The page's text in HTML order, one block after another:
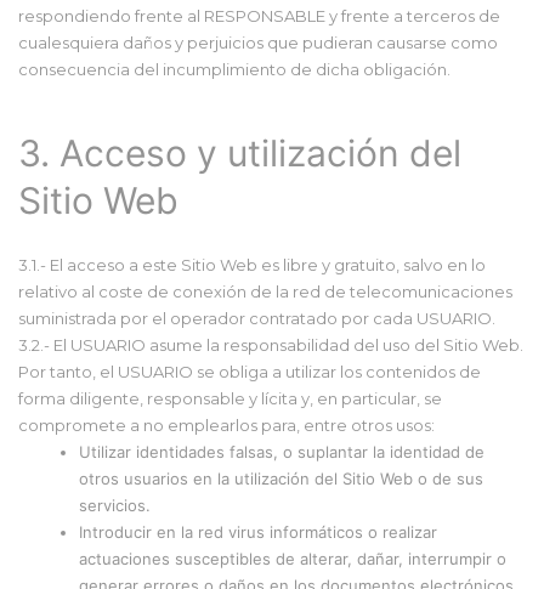
respondiendo frente al RESPONSABLE y frente a terceros de
cualesquiera daños y perjuicios que pudieran causarse como
consecuencia del incumplimiento de dicha obligación.
3. Acceso y utilización del
Sitio Web
3.1.- El acceso a este Sitio Web es libre y gratuito, salvo en lo
relativo al coste de conexión de la red de telecomunicaciones
suministrada por el operador contratado por cada USUARIO.
3.2.- El USUARIO asume la responsabilidad del uso del Sitio Web.
Por tanto, el USUARIO se obliga a utilizar los contenidos de
forma diligente, responsable y lícita y, en particular, se
compromete a no emplearlos para, entre otros usos:
Utilizar identidades falsas, o suplantar la identidad de
otros usuarios en la utilización del Sitio Web o de sus
servicios.
Introducir en la red virus informáticos o realizar
actuaciones susceptibles de alterar, dañar, interrumpir o